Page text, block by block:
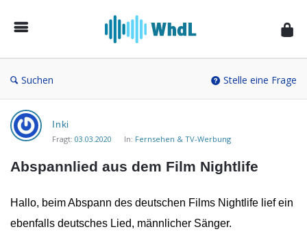
von
Suchen Stelle eine Frage
Musikforum
von
WieheisstdasLied.de
Fragen
Inki
Fragt: 03.03.2020 In: Fernsehen & TV-Werbung
Abspannlied aus dem Film Nightlife
Hallo, beim Abspann des deutschen Films Nightlife lief ein
ebenfalls deutsches Lied, männlicher Sänger.